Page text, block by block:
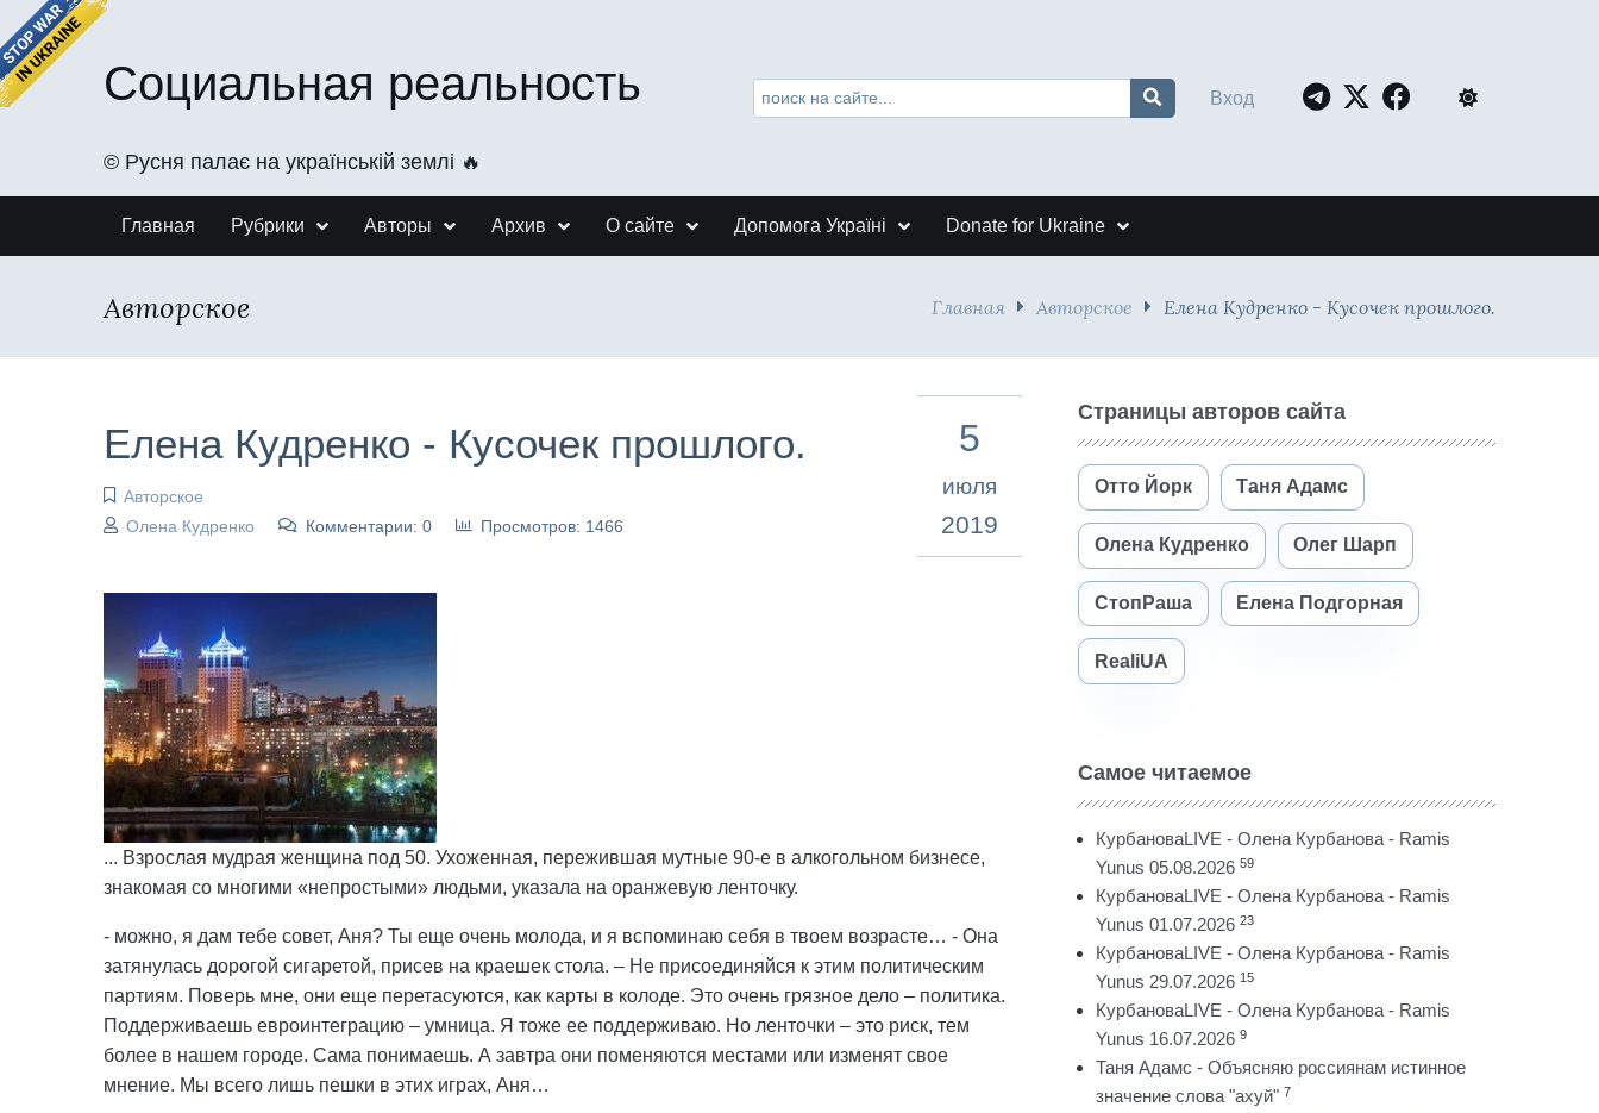
Социальная реальность
©️ Русня палає на українській землі 🔥
Вход
Главная Рубрики Авторы Архив О сайте Допомога Україні Donate for Ukraine
Авторское Главная Авторское Елена Кудренко - Кусочек прошлого.
Елена Кудренко - Кусочек прошлого.
Авторское
Олена Кудренко
Комментарии: 0 Просмотров: 1466
5
июля
2019
... Взрослая мудрая женщина под 50. Ухоженная, пережившая мутные 90-е в алкогольном бизнесе,
знакомая со многими «непростыми» людьми, указала на оранжевую ленточку.
- можно, я дам тебе совет, Аня? Ты еще очень молода, и я вспоминаю себя в твоем возрасте… - Она
затянулась дорогой сигаретой, присев на краешек стола. – Не присоединяйся к этим политическим
партиям. Поверь мне, они еще перетасуются, как карты в колоде. Это очень грязное дело – политика.
Поддерживаешь евроинтеграцию – умница. Я тоже ее поддерживаю. Но ленточки – это риск, тем
более в нашем городе. Сама понимаешь. А завтра они поменяются местами или изменят свое
мнение. Мы всего лишь пешки в этих играх, Аня…
Страницы авторов сайта
Отто Йорк Таня Адамс
Олена Кудренко Олег Шарп
СтопРаша Елена Подгорная
RealiUA
Самое читаемое
КурбановаLIVE - Олена Курбанова - Ramis
Yunus 05.08.2026 59
КурбановаLIVE - Олена Курбанова - Ramis
Yunus 01.07.2026 23
КурбановаLIVE - Олена Курбанова - Ramis
Yunus 29.07.2026 15
КурбановаLIVE - Олена Курбанова - Ramis
Yunus 16.07.2026 9
Таня Адамс - Объясняю россиянам истинное
значение слова "ахуй" 7